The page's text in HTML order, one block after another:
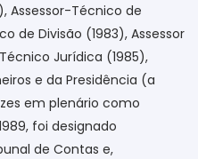
Assessor-Técnico de
de Divisão (1983), Assessor
Jurídica (1985),
e da Presidência (a
em plenário como
foi designado
de Contas e,